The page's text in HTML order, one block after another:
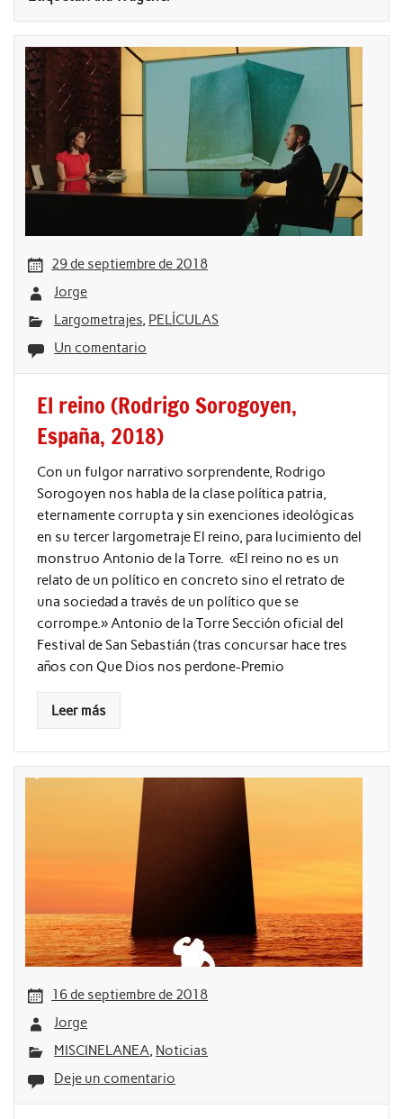
29 de septiembre de 2018
Jorge
Largometrajes, PELÍCULAS
Un comentario
El reino (Rodrigo Sorogoyen,
España, 2018)
Con un fulgor narrativo sorprendente, Rodrigo
Sorogoyen nos habla de la clase política patria,
eternamente corrupta y sin exenciones ideológicas
en su tercer largometraje El reino, para lucimiento del
monstruo Antonio de la Torre. «El reino no es un
relato de un político en concreto sino el retrato de
una sociedad a través de un político que se
corrompe.» Antonio de la Torre Sección oficial del
Festival de San Sebastián (tras concursar hace tres
años con Que Dios nos perdone-Premio
Leer más
16 de septiembre de 2018
Jorge
MISCINELANEA, Noticias
Deje un comentario